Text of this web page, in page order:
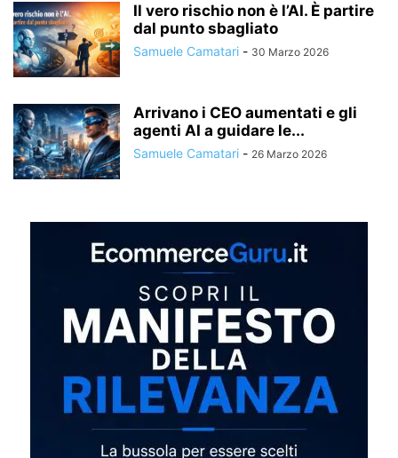
Il vero rischio non è l’AI. È partire
dal punto sbagliato
Samuele Camatari - 30 Marzo 2026
Arrivano i CEO aumentati e gli
agenti AI a guidare le...
Samuele Camatari - 26 Marzo 2026